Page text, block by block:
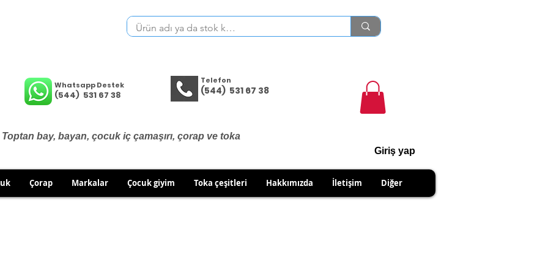
Whatsapp Destek
(544) 531 67 38
Telefon
(544) 531 67 38
Toptan bay, bayan, çocuk iç çamaşırı, çorap ve toka
Giriş yap
Çorap Markalar Çocuk giyim Toka çeşitleri Hakkımızda İletişim Diğer